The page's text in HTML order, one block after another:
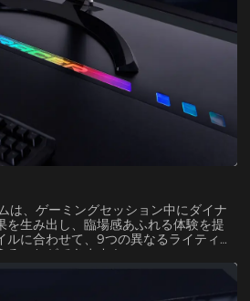
は、ゲーミングセッション中にダイナ
を生み出し、臨場感あふれる体験を提
に合わせて、9つの異なるライティン
ることができます！